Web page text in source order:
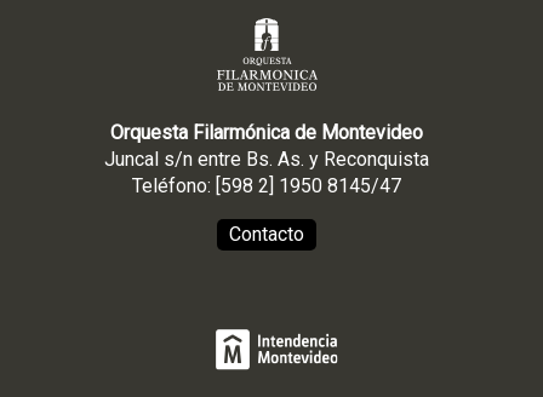
Orquesta Filarmónica de Montevideo
Juncal s/n entre Bs. As. y Reconquista
Teléfono: [598 2] 1950 8145/47
Contacto